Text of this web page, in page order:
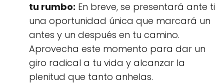
tu rumbo: En breve, se presentará ante ti
una oportunidad única que marcará un
antes y un después en tu camino.
Aprovecha este momento para dar un
giro radical a tu vida y alcanzar la
plenitud que tanto anhelas.